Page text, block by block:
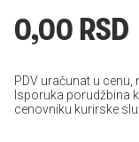
0,00 RSD
PDV uračunat u cenu,
Isporuka porudžbina
cenovniku kurirske